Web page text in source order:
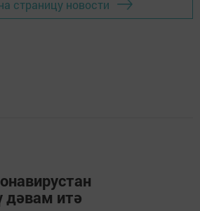
страницу новости
дәвам итә